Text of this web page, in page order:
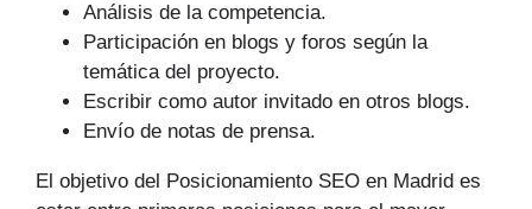
Análisis de la competencia.
Participación en blogs y foros según la
temática del proyecto.
Escribir como autor invitado en otros blogs.
Envío de notas de prensa.
El objetivo del Posicionamiento SEO en Madrid es